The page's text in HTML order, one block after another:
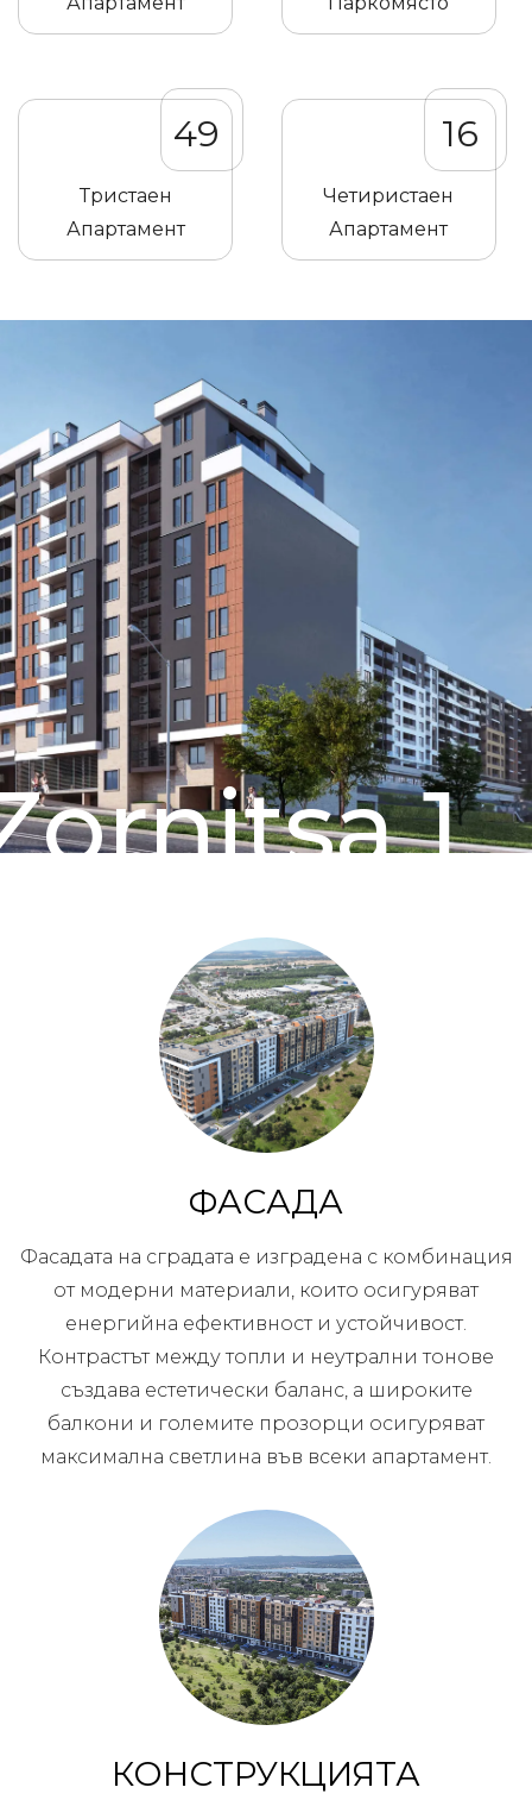
49
Тристаен
Апартамент
16
Четиристаен
Апартамент
1
ФАСАДА
Фасадата на сградата е изградена с комбинация
от модерни материали, които осигуряват
енергийна ефективност и устойчивост.
Контрастът между топли и неутрални тонове
създава естетически баланс, а широките
балкони и големите прозорци осигуряват
максимална светлина във всеки апартамент.
КОНСТРУКЦИЯТА